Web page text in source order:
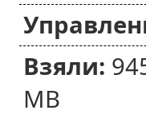
Взяли:
MB